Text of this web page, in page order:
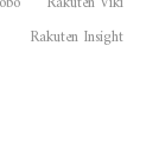
Rakuten Insight